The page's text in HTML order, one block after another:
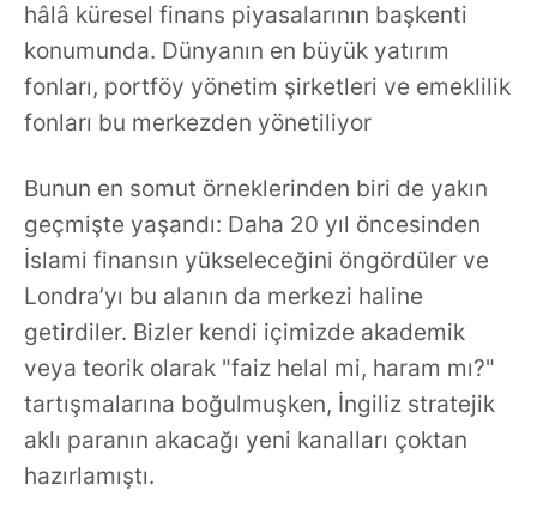
hâlâ küresel finans piyasalarının başkenti
konumunda. Dünyanın en büyük yatırım
fonları, portföy yönetim şirketleri ve emeklilik
fonları bu merkezden yönetiliyor
Bunun en somut örneklerinden biri de yakın
geçmişte yaşandı: Daha 20 yıl öncesinden
İslami finansın yükseleceğini öngördüler ve
Londra’yı bu alanın da merkezi haline
getirdiler. Bizler kendi içimizde akademik
veya teorik olarak "faiz helal mi, haram mı?"
tartışmalarına boğulmuşken, İngiliz stratejik
aklı paranın akacağı yeni kanalları çoktan
hazırlamıştı.